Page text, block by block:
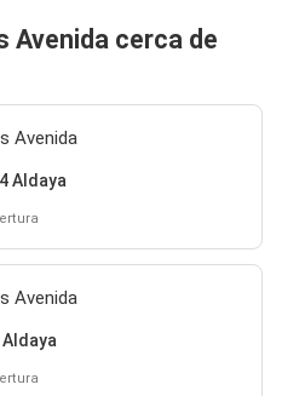
Avenida cerca de
Avenida
Aldaya
Avenida